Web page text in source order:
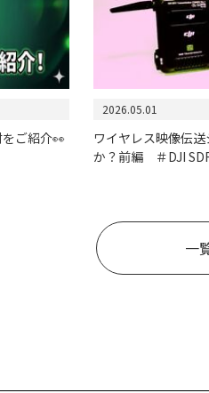
ご紹介👀
2026.05.01
ワイヤレス映像伝
か？前編 ＃DJI
一